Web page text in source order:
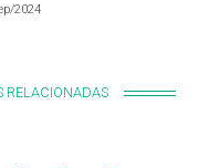
2024
RELACIONADAS